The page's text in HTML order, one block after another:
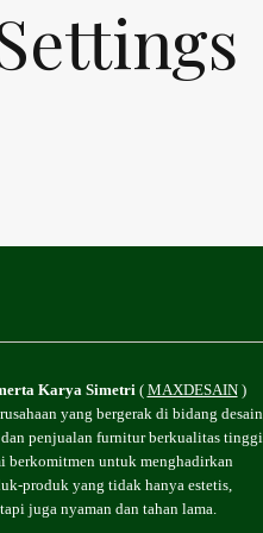
Karya Simetri ( MAXDESAIN)
yang bergerak di bidang desain,
penjualan furnitur berkualitas tinggi.
berkomitmen untuk menghadirkan
produk yang tidak hanya estetis,
juga nyaman dan tahan lama.